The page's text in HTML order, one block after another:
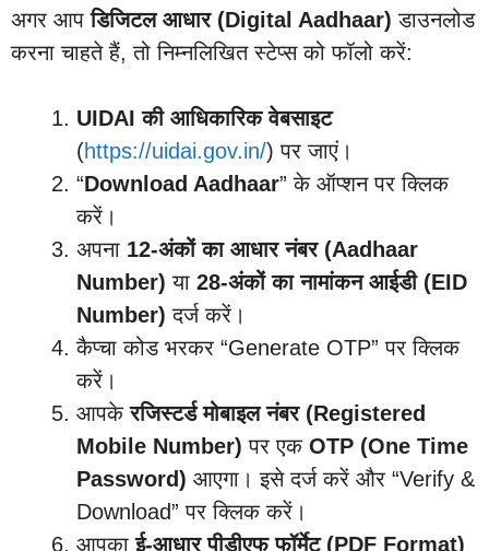
अगर आपडिजिटल आधार (Digital Aadhaar) डाउनलोड
करना चाहते हैं, तो निम्नलिखित स्टेप्स को फॉलो करें:
UIDAI की आधिकारिक वेबसाइट
(https://uidai.gov.in/) पर जाएं।
“Download Aadhaar” के ऑप्शन पर क्लिक
करें।
अपना 12-अंकों का आधार नंबर (Aadhaar
Number) या 28-अंकों का नामांकन आईडी (EID
Number) दर्ज करें।
कैप्चा कोड भरकर “Generate OTP” पर क्लिक
करें।
आपकेरजिस्टर्ड मोबाइल नंबर (Registered
Mobile Number) पर एक OTP (One Time
Password) आएगा। इसे दर्ज करें और “Verify &
Download” पर क्लिक करें।
आपकाई-आधार पीडीएफ फॉर्मेट (PDF Format)